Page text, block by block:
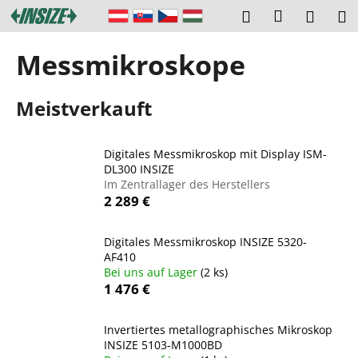
Zum
Inhalt
springen
SuchenLogin
Messmikroskope
Meistverkauft
Digitales Messmikroskop mit Display ISM-
DL300 INSIZE
Im Zentrallager des Herstellers
2 289 €
Digitales Messmikroskop INSIZE 5320-
AF410
Bei uns auf Lager (2 ks)
1 476 €
Invertiertes metallographisches Mikroskop
INSIZE 5103-M1000BD
W
a
zum
zum
a